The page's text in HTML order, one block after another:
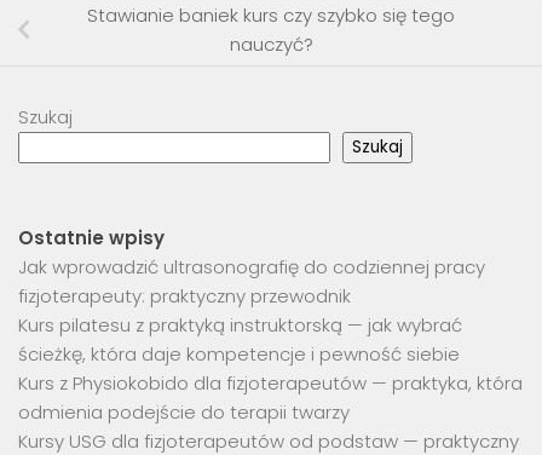
Stawianie baniek kurs czy szybko się tego
nauczyć?
Szukaj
Szukaj
Ostatnie wpisy
Jak wprowadzić ultrasonografię do codziennej pracy
fizjoterapeuty: praktyczny przewodnik
Kurs pilatesu z praktyką instruktorską — jak wybrać
ścieżkę, która daje kompetencje i pewność siebie
Kurs z Physiokobido dla fizjoterapeutów — praktyka, która
odmienia podejście do terapii twarzy
Kursy USG dla fizjoterapeutów od podstaw — praktyczny